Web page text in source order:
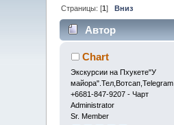
Страницы: [1]Вниз
Автор
Chart
Экскурсии на Пхукете"У
майора".Тел,Вотсап,Telegram
+6681-847-9207 - Чарт
Administrator
Sr. Member